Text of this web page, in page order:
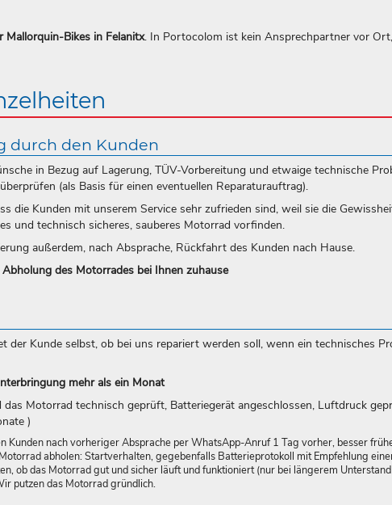
Mallorquin-Bikes in Felanitx. In Portocolom ist kein Ansprechpartner vor
durch den Kunden
in Bezug auf Lagerung, TÜV-Vorbereitung und etwaige technische
(als Basis für einen eventuellen Reparaturauftrag).
die Kunden mit unserem Service sehr zufrieden sind, weil sie die
und technisch sicheres, sauberes Motorrad vorfinden.
außerdem, nach Absprache, Rückfahrt des Kunden nach Hause.
des Motorrades bei Ihnen zuhause
der Kunde selbst, ob bei uns repariert werden soll, wenn ein technisches
mehr als ein Monat
Motorrad technisch geprüft, Batteriegerät angeschlossen, Luftdruck
)
Kunden nach vorheriger Absprache per WhatsApp-Anruf 1 Tag vorher, besser
abholen: Startverhalten, gegebenfalls Batterieprotokoll mit Empfehlung
ob das Motorrad gut und sicher läuft und funktioniert (nur bei längerem
putzen das Motorrad gründlich.